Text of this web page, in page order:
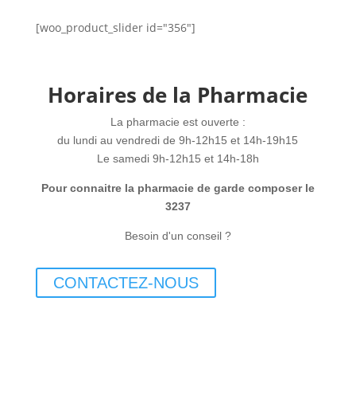
[woo_product_slider id="356"]
Horaires de la Pharmacie
La pharmacie est ouverte :
du lundi au vendredi de 9h-12h15 et 14h-19h15
Le samedi 9h-12h15 et 14h-18h
Pour connaitre la pharmacie de garde composer le
3237
Besoin d'un conseil ?
CONTACTEZ-NOUS